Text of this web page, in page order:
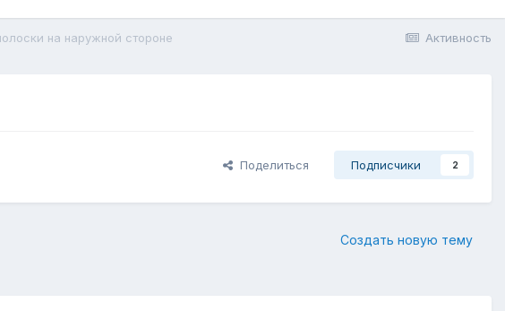
Активность
на наружной стороне
Поделиться Подписчики 2
Создать новую тему